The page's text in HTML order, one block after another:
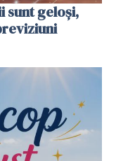
sunt geloși,